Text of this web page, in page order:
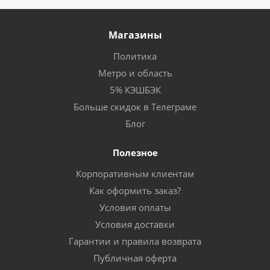
Магазины
Политика
Метро и область
5% КЭШБЭК
Больше скидок в Телеграме
Блог
Полезное
Корпоративным клиентам
Как оформить заказ?
Условия оплаты
Условия доставки
Гарантии и правила возврата
Публичная оферта